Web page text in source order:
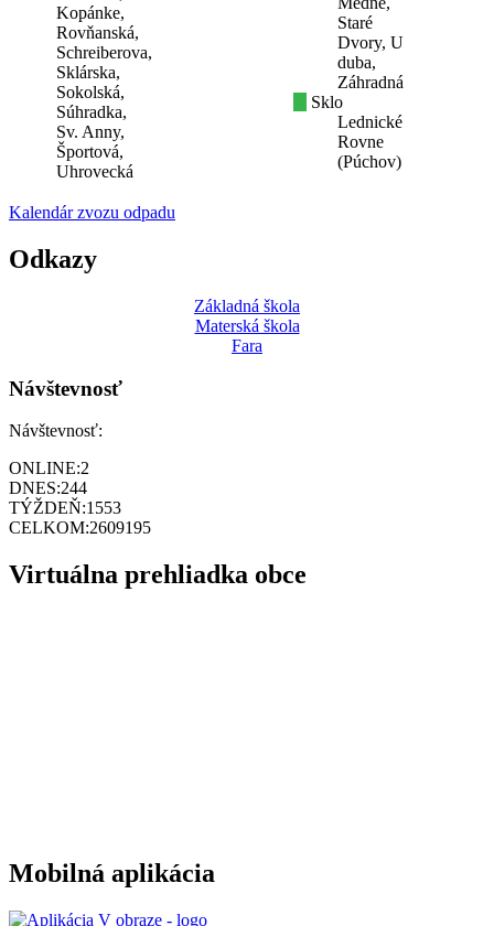
Kopánke,
Rovňanská,
Schreiberova,
Sklárska,
Sokolská,
Súhradka,
Sv. Anny,
Športová,
Uhrovecká
Staré
Dvory, U
duba,
Záhradná
Sklo
Lednické
Rovne
(Púchov)
Kalendár zvozu odpadu
Odkazy
Základná škola
Materská škola
Fara
Návštevnosť
Návštevnosť:
ONLINE:2
DNES:244
TÝŽDEŇ:1553
CELKOM:2609195
Virtuálna prehliadka obce
Mobilná aplikácia